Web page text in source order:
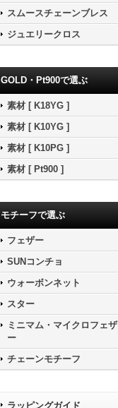
スムースチェーンブレス
ジュエリークロス
GOLD・Pt900で選ぶ
素材 [ K18YG ]
素材 [ K10YG ]
素材 [ K10PG ]
素材 [ Pt900 ]
モチーフで選ぶ
フェザー
SUNコンチョ
ウォーボンネット
スター
ミニマム・マイクロフェザ
ー
チェーンモチーフ
ラッピングガイド